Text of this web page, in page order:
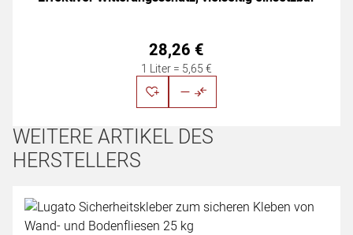
28,26 €
1 Liter = 5,65€
WEITERE ARTIKEL DES
HERSTELLERS
Artikel überspringen